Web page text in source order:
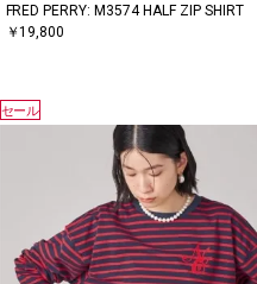
FRED PERRY: M3574 HALF ZIP SHIRT
￥19,800
セール